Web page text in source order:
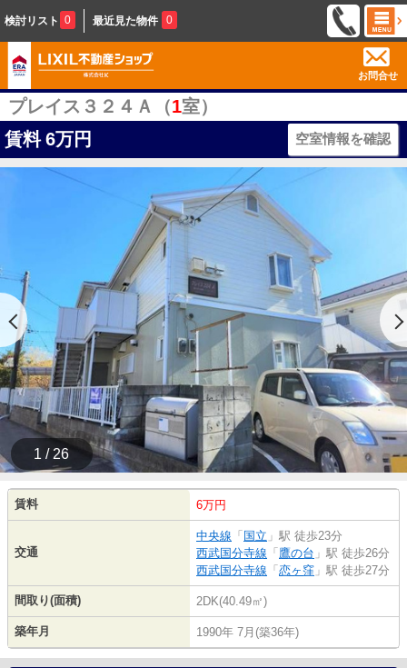
検討リスト 0 最近見た物件 0
お問合せ
プレイス３２４Ａ（1室）
賃料 6万円 空室情報を確認
1 / 26
賃料 6万円
交通
中央線 「 国立 」駅 徒歩23分
西武国分寺線 「 鷹の台 」駅 徒歩26分
西武国分寺線 「 恋ヶ窪 」駅 徒歩27分
間取り(面積) 2DK(40.49㎡)
築年月 1990年 7月(築36年)